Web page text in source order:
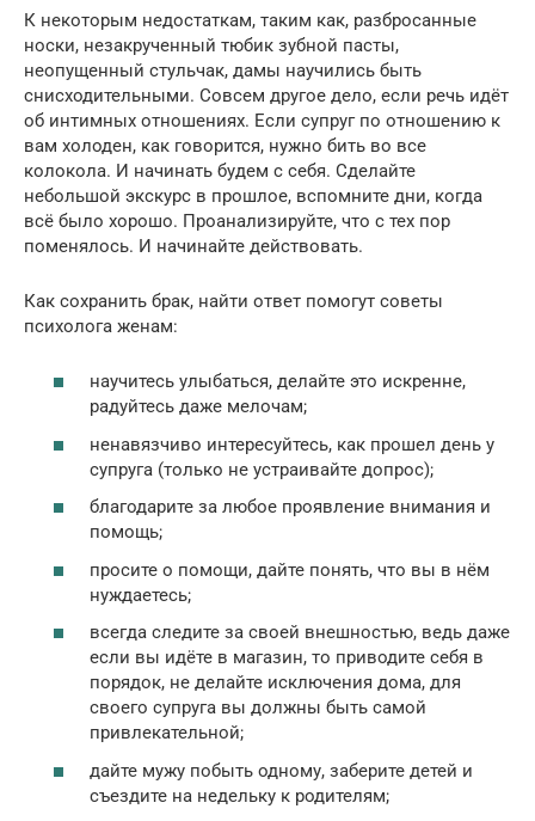
К некоторым недостаткам, таким как, разбросанные
носки, незакрученный тюбик зубной пасты,
неопущенный стульчак, дамы научились быть
снисходительными. Совсем другое дело, если речь идёт
об интимных отношениях. Если супруг по отношению к
вам холоден, как говорится, нужно бить во все
колокола. И начинать будем с себя. Сделайте
небольшой экскурс в прошлое, вспомните дни, когда
всё было хорошо. Проанализируйте, что с тех пор
поменялось. И начинайте действовать.
Как сохранить брак, найти ответ помогут советы
психолога женам:
научитесь улыбаться, делайте это искренне,
радуйтесь даже мелочам;
ненавязчиво интересуйтесь, как прошел день у
супруга (только не устраивайте допрос);
благодарите за любое проявление внимания и
помощь;
просите о помощи, дайте понять, что вы в нём
нуждаетесь;
всегда следите за своей внешностью, ведь даже
если вы идёте в магазин, то приводите себя в
порядок, не делайте исключения дома, для
своего супруга вы должны быть самой
привлекательной;
дайте мужу побыть одному, заберите детей и
съездите на недельку к родителям;